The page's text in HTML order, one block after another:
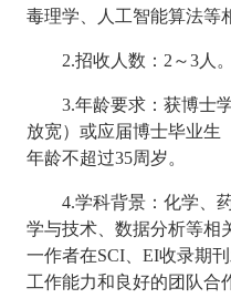
毒理学、人工智能算法等
2.招收人数：2～3人。
3.年龄要求：获博士
放宽）或应届博士毕业生
年龄不超过35周岁。
4.学科背景：化学、
学与技术、数据分析等相
一作者在SCI、EI收录期
工作能力和良好的团队合